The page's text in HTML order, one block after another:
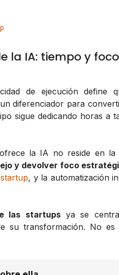
la IA: tiempo y
de ejecución define
diferenciador para
sigue dedicando horas a
la IA no reside en
y devolver foco
startup, y la automatización
las startupsya se centra
su transformación. No